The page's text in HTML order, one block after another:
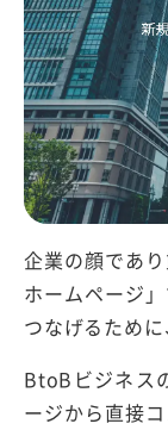
企業の顔であ
ホームページ
つなげるため
BtoBビジネス
ージから直接